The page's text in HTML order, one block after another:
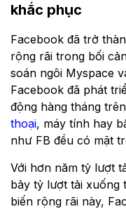
khắc phục
Facebook đã trở
rộng rãi trong bối
soán ngôi Myspace
Facebook đã phát
động hàng tháng
thoại, máy tính hay
như FB đều có mặt
Với hơn năm tỷ lượt
bảy tỷ lượt tải xuống
biến rộng rãi này,